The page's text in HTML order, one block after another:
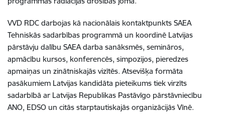
VVD RDC darbojas kā nacionālais kontaktpunkts SAEA
Tehniskās sadarbības programmā un koordinē Latvijas
pārstāvju dalību SAEA darba sanāksmēs, semināros,
apmācību kursos, konferencēs, simpozijos, pieredzes
apmaiņas un zinātniskajās vizītēs. Atsevišķa formāta
pasākumiem Latvijas kandidāta pieteikums tiek virzīts
sadarbībā ar Latvijas Republikas Pastāvīgo pārstāvniecību
ANO, EDSO un citās starptautiskajās organizācijās Vīnē.